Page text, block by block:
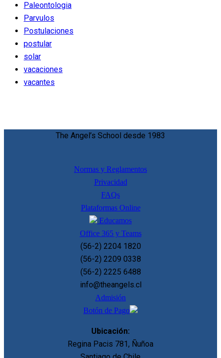
Paleontologia
Parvulos
Postulaciones
postular
solar
vacaciones
vacantes
The Angel’s School desde 1983
Normas y Reglamentos
Privacidad
FAQs
Plataformas Online
Educamos
Office 365 y Teams
(56-2) 2204 1820
(56-2) 2209 0338
(56-2) 2225 6488
info@theangels.cl
Admisión
Botón de Pago
Ubicación:
Regina Pacis 781, Ñuñoa